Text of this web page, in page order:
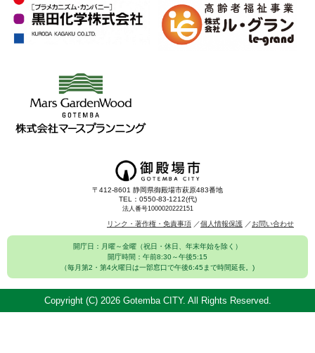
〒412-8601 静岡県御殿場市萩原483番地
TEL：0550-83-1212(代)
法人番号1000020222151
リンク・著作権・免責事項 個人情報保護 お問い合わせ
開庁日：月曜～金曜（祝日・休日、年末年始を除く）
開庁時間：午前8:30～午後5:15
（毎月第2・第4火曜日は一部窓口で午後6:45まで時間延長。)
Copyright (C) 2026 Gotemba CITY. All Rights Reserved.